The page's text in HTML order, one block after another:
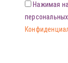
Нажимая